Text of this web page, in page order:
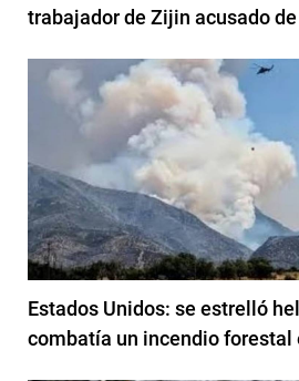
trabajador de Zijin acusado de
Estados Unidos: se estrelló
combatía un incendio forestal